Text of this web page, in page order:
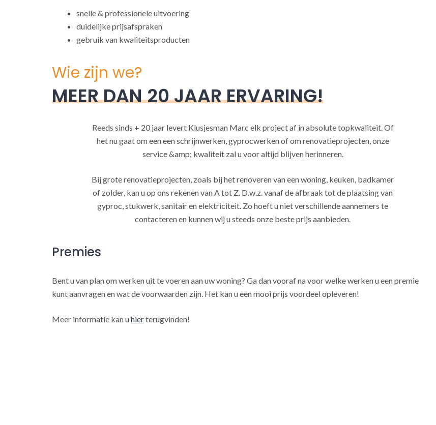
snelle & professionele uitvoering
duidelijke prijsafspraken
gebruik van kwaliteitsproducten
Wie zijn we?
MEER DAN 20 JAAR ERVARING!
Reeds sinds + 20 jaar levert Klusjesman Marc elk project af in absolute topkwaliteit. Of
het nu gaat om een een schrijnwerken, gyprocwerken of om renovatieprojecten, onze
service &amp; kwaliteit zal u voor altijd blijven herinneren.
Bij grote renovatieprojecten, zoals bij het renoveren van een woning, keuken, badkamer
of zolder, kan u op ons rekenen van A tot Z. D.w.z. vanaf de afbraak tot de plaatsing van
gyproc, stukwerk, sanitair en elektriciteit. Zo hoeft u niet verschillende aannemers te
contacteren en kunnen wij u steeds onze beste prijs aanbieden.
Premies
Bent u van plan om werken uit te voeren aan uw woning? Ga dan vooraf na voor welke werken u een premie
kunt aanvragen en wat de voorwaarden zijn. Het kan u een mooi prijs voordeel opleveren!
Meer informatie kan uhierterugvinden!